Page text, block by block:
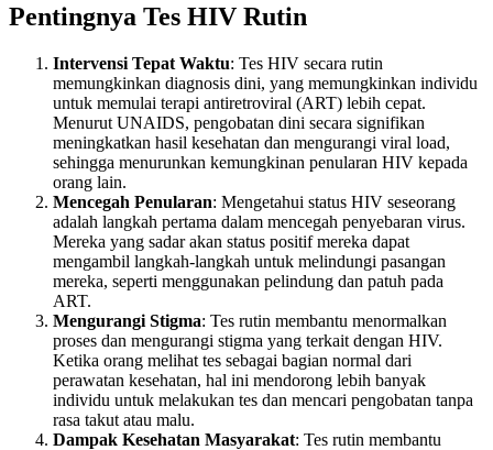
Pentingnya Tes HIV Rutin
Intervensi Tepat Waktu: Tes HIV secara rutin
memungkinkan diagnosis dini, yang memungkinkan individu
untuk memulai terapi antiretroviral (ART) lebih cepat.
Menurut UNAIDS, pengobatan dini secara signifikan
meningkatkan hasil kesehatan dan mengurangi viral load,
sehingga menurunkan kemungkinan penularan HIV kepada
orang lain.
Mencegah Penularan: Mengetahui status HIV seseorang
adalah langkah pertama dalam mencegah penyebaran virus.
Mereka yang sadar akan status positif mereka dapat
mengambil langkah-langkah untuk melindungi pasangan
mereka, seperti menggunakan pelindung dan patuh pada
ART.
Mengurangi Stigma: Tes rutin membantu menormalkan
proses dan mengurangi stigma yang terkait dengan HIV.
Ketika orang melihat tes sebagai bagian normal dari
perawatan kesehatan, hal ini mendorong lebih banyak
individu untuk melakukan tes dan mencari pengobatan tanpa
rasa takut atau malu.
Dampak Kesehatan Masyarakat: Tes rutin membantu